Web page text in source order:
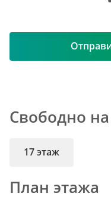
Свободно
17 этаж
План этажа